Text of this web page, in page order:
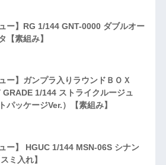
ュー】RG 1/144 GNT-0000 ダブルオー
【素組み】
ー】ガンプラ入りラウンドＢＯＸ
GRADE 1/144 ストライクルージュ
パッケージVer.）【素組み】
ュー】 HGUC 1/144 MSN-06S シナン
ミ入れ】